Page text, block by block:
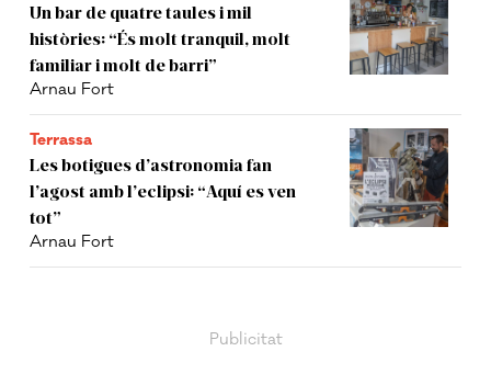
Un bar de quatre taules i mil
històries: “És molt tranquil, molt
familiar i molt de barri”
Arnau Fort
Terrassa
Les botigues d’astronomia fan
l’agost amb l’eclipsi: “Aquí es ven
tot”
Arnau Fort